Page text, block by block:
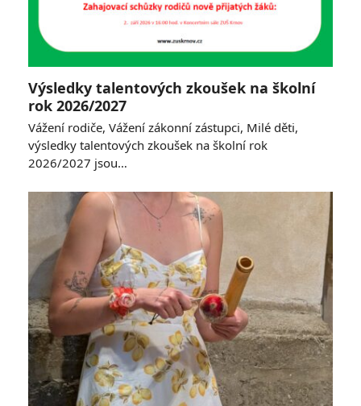
Výsledky talentových zkoušek na školní
rok 2026/2027
Vážení rodiče, Vážení zákonní zástupci, Milé děti,
výsledky talentových zkoušek na školní rok
2026/2027 jsou…